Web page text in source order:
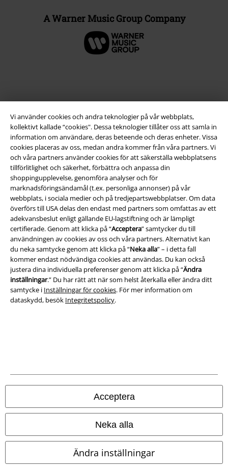
Vi använder cookies och andra teknologier på vår webbplats,
kollektivt kallade “cookies". Dessa teknologier tillåter oss att samla in
information om användare, deras beteende och deras enheter. Vissa
cookies placeras av oss, medan andra kommer från våra partners. Vi
och våra partners använder cookies för att säkerställa webbplatsens
tillförlitlighet och säkerhet, förbättra och anpassa din
shoppingupplevelse, genomföra analyser och för
marknadsföringsändamål (t.ex. personliga annonser) på vår
webbplats, i sociala medier och på tredjepartswebbplatser. Om data
överförs till USA delas den endast med partners som omfattas av ett
adekvansbeslut enligt gällande EU-lagstiftning och är lämpligt
certifierade. Genom att klicka på “Acceptera” samtycker du till
användningen av cookies av oss och våra partners. Alternativt kan
du neka samtycke genom att klicka på “Neka alla” – i detta fall
kommer endast nödvändiga cookies att användas. Du kan också
justera dina individuella preferenser genom att klicka på “Ändra
inställningar.” Du har rätt att när som helst återkalla eller ändra ditt
samtycke i Inställningar för cookies. För mer information om
dataskydd, besök Integritetspolicy.
Acceptera
Neka alla
Ändra inställningar
A Warner Music Group Company
Juridisk information/Villkor
Villkor
Om oss
Ladda ner villkoren
Avfallshantering och miljöskydd
Försäkran om överensstämmelse
Information om tillgänglighet
Våra onlinebutiker
EMP International